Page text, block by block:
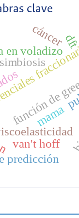
clave
en voladizo
función de
cáncer
mama
simbiosis
predicción
van't hoff